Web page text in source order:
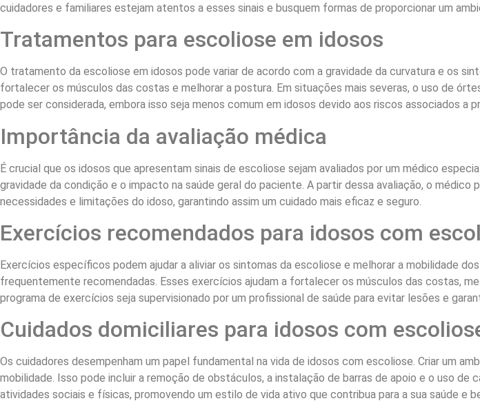
cuidadores e familiares estejam atentos a esses sinais e busquem formas de proporcionar um
Tratamentos para escoliose em idosos
O tratamento da escoliose em idosos pode variar de acordo com a gravidade da curvatura e os
fortalecer os músculos das costas e melhorar a postura. Em situações mais severas, o uso de
pode ser considerada, embora isso seja menos comum em idosos devido aos riscos associados a
Importância da avaliação médica
É crucial que os idosos que apresentam sinais de escoliose sejam avaliados por um médico
gravidade da condição e o impacto na saúde geral do paciente. A partir dessa avaliação, o
necessidades e limitações do idoso, garantindo assim um cuidado mais eficaz e seguro.
Exercícios recomendados para idosos com
Exercícios específicos podem ajudar a aliviar os sintomas da escoliose e melhorar a mobilidade
frequentemente recomendadas. Esses exercícios ajudam a fortalecer os músculos das costas,
programa de exercícios seja supervisionado por um profissional de saúde para evitar lesões e
Cuidados domiciliares para idosos com
Os cuidadores desempenham um papel fundamental na vida de idosos com escoliose. Criar um
mobilidade. Isso pode incluir a remoção de obstáculos, a instalação de barras de apoio e o uso
atividades sociais e físicas, promovendo um estilo de vida ativo que contribua para a sua saúde e